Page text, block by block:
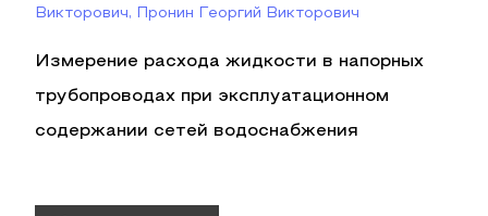
Викторович, Пронин Георгий Викторович
Измерение расхода жидкости в напорных
трубопроводах при эксплуатационном
содержании сетей водоснабжения